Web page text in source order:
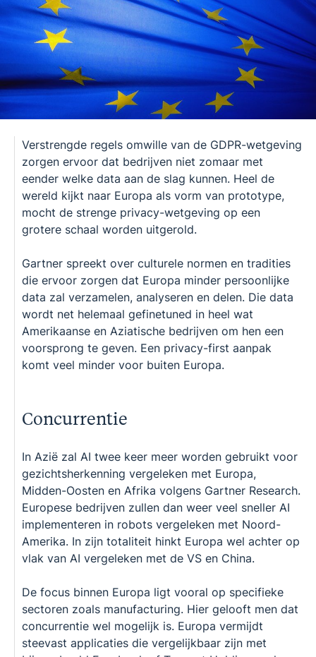
Verstrengde regels omwille van de GDPR-wetgeving
zorgen ervoor dat bedrijven niet zomaar met
eender welke data aan de slag kunnen. Heel de
wereld kijkt naar Europa als vorm van prototype,
mocht de strenge privacy-wetgeving op een
grotere schaal worden uitgerold.
Gartner spreekt over culturele normen en tradities
die ervoor zorgen dat Europa minder persoonlijke
data zal verzamelen, analyseren en delen. Die data
wordt net helemaal gefinetuned in heel wat
Amerikaanse en Aziatische bedrijven om hen een
voorsprong te geven. Een privacy-first aanpak
komt veel minder voor buiten Europa.
Concurrentie
In Azië zal AI twee keer meer worden gebruikt voor
gezichtsherkenning vergeleken met Europa,
Midden-Oosten en Afrika volgens Gartner Research.
Europese bedrijven zullen dan weer veel sneller AI
implementeren in robots vergeleken met Noord-
Amerika. In zijn totaliteit hinkt Europa wel achter op
vlak van AI vergeleken met de VS en China.
De focus binnen Europa ligt vooral op specifieke
sectoren zoals manufacturing. Hier gelooft men dat
concurrentie wel mogelijk is. Europa vermijdt
steevast applicaties die vergelijkbaar zijn met